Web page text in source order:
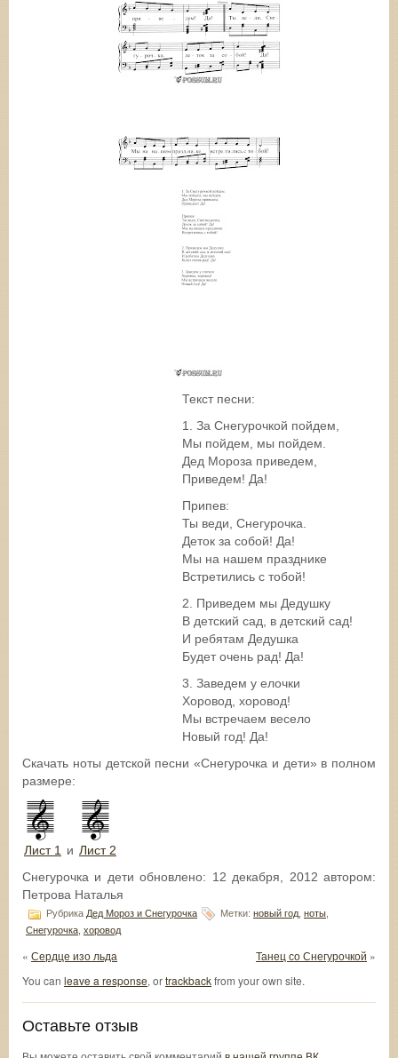
Текст песни:
1. За Снегурочкой пойдем,
Мы пойдем, мы пойдем.
Дед Мороза приведем,
Приведем! Да!
Припев:
Ты веди, Снегурочка.
Деток за собой! Да!
Мы на нашем празднике
Встретились с тобой!
2. Приведем мы Дедушку
В детский сад, в детский сад!
И ребятам Дедушка
Будет очень рад! Да!
3. Заведем у елочки
Хоровод, хоровод!
Мы встречаем весело
Новый год! Да!
Скачать ноты детской песни «Снегурочка и дети» в полном
размере:
Лист 1 и Лист 2
Снегурочка и дети обновлено: 12 декабря, 2012 автором:
Петрова Наталья
Рубрика Дед Мороз и Снегурочка Метки: новый год ноты
Снегурочка хоровод
« Сердце изо льда Танец со Снегурочкой »
You can leave a response, ortrackbackfrom your own site.
Оставьте отзыв